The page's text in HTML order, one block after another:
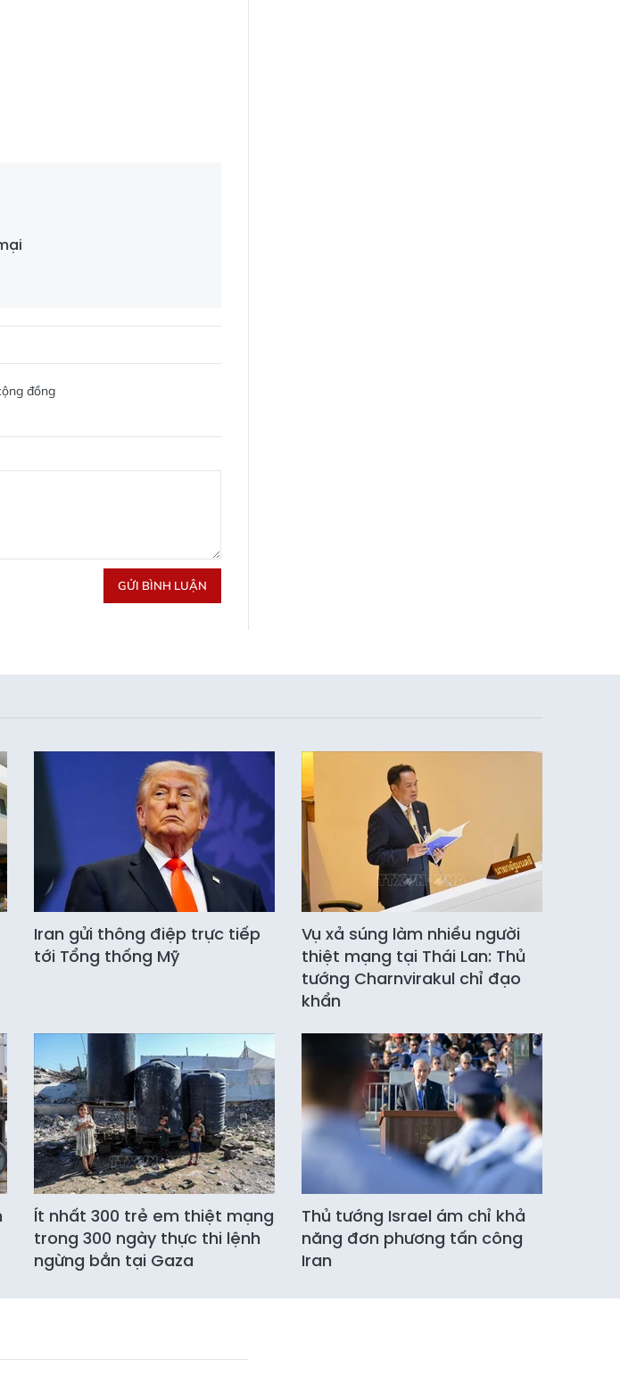
đồng
GỬI BÌNH LUẬN
Iran gửi thông điệp trực tiếp
tới Tổng thống Mỹ
Vụ xả súng làm nhiều người
thiệt mạng tại Thái Lan: Thủ
tướng Charnvirakul chỉ đạo
khẩn
Ít nhất 300 trẻ em thiệt mạng
trong 300 ngày thực thi lệnh
ngừng bắn tại Gaza
Thủ tướng Israel ám chỉ khả
năng đơn phương tấn công
Iran